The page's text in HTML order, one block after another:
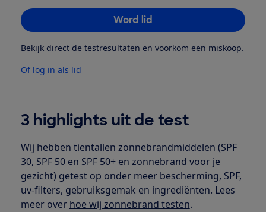
Word lid
Bekijk direct de testresultaten en voorkom een miskoop.
Of log in als lid
3 highlights uit de test
Wij hebben tientallen zonnebrandmiddelen (SPF
30, SPF 50 en SPF 50+ en zonnebrand voor je
gezicht) getest op onder meer bescherming, SPF,
uv-filters, gebruiksgemak en ingrediënten. Lees
meer over hoe wij zonnebrand testen.